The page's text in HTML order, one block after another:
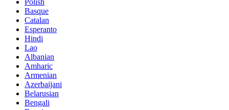
Basque
Catalan
Esperanto
Hindi
Lao
Albanian
Amharic
Armenian
Azerbaijani
Belarusian
Bengali